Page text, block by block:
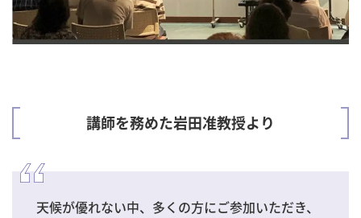
講師を務めた岩田准教授より
天候が優れない中、多くの方にご参加いただき、